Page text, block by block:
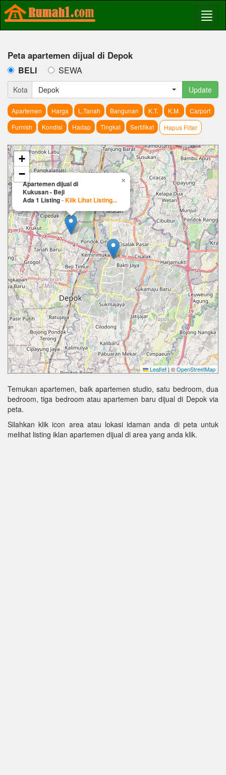
Peta apartemen dijual di Depok
BELI SEWA
Kota Depok Update
Apartemen Harga L.Tanah Bangunan K.T. K.M.
Carport
Furnish
Kondisi Hadap Tingkat Sertifikat Hapus Filter
Apartemen dijual di
Kukusan - Beji
Ada 1 Listing-Klik Lihat Listing...
×
+
−
Leaflet | ©OpenStreetMap
Temukan apartemen, baik apartemen studio, satu bedroom, dua
bedroom, tiga bedroom atau apartemen baru dijual di Depok via
peta.
Silahkan klik icon area atau lokasi idaman anda di peta untuk
melihat listing iklan apartemen dijual di area yang anda klik.